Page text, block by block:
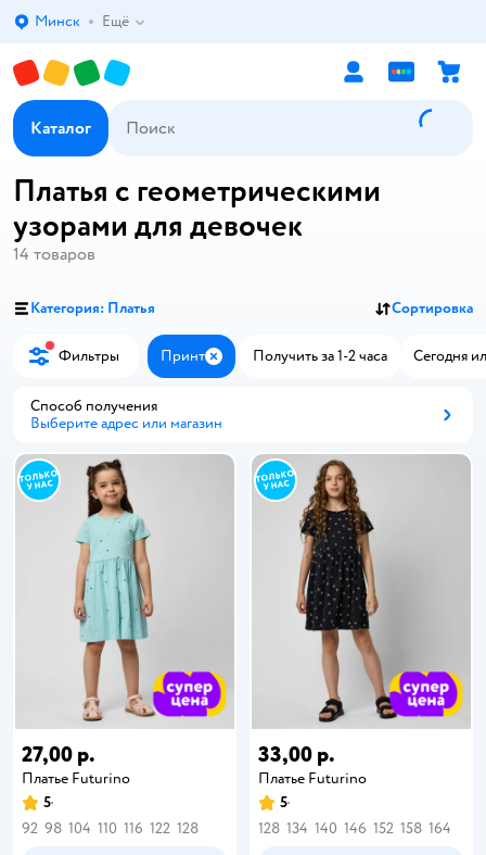
Выбор адреса доставки.
Минск Ещё
Каталог
Платья с геометрическими
узорами для девочек
14 товаров
Категория: Платья Сортировка
Фильтры Принт ЗакрытьПолучить за 1-2 часа Сегодня
Способ получения
Выберите адрес или магазин
27,00 р.
Платье Futurino
5
92 98 104 110 116 122 128
33,00 р.
Платье Futurino
5
128 134 140 146 152 158 164